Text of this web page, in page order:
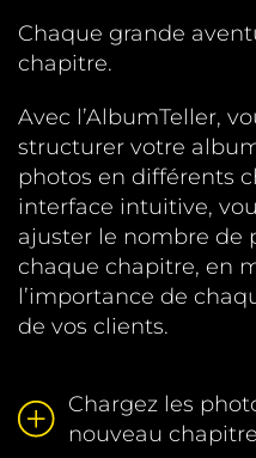
Chaque grande
chapitre.
Avec l’AlbumTeller,
structurer votre
photos en différents
interface intuitive,
ajuster le nombre de
chaque chapitre, en
l’importance de
de vos clients.
Chargez les
nouveau chapitre